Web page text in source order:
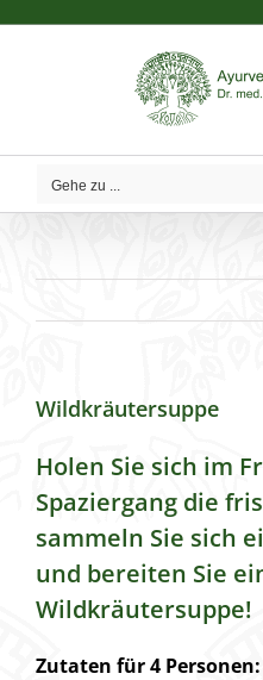
Gehe zu ...
Wildkräutersuppe
Holen Sie sich im
Spaziergang die
sammeln Sie sich
und bereiten Sie
Wildkräutersuppe!
Zutaten für 4 Personen: